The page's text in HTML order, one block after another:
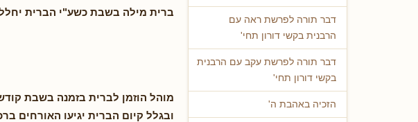
דבר תורה לפרשת ראה עם
הרבנית בקשי דורון תחי'
דבר תורה לפרשת עקב עם הרבנית
בקשי דורון תחי'
הזכיה באהבת ה'
ברית מילה בשבת כשע"י הברית
מוהל הוזמן לברית בזמנה בשבת
ובגלל קיום הברית יגיעו האורחים